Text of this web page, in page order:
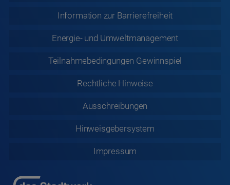
Information zur Barrierefreiheit
Energie- und Umweltmanagement
Teilnahmebedingungen Gewinnspiel
Rechtliche Hinweise
Ausschreibungen
Hinweisgebersystem
Impressum